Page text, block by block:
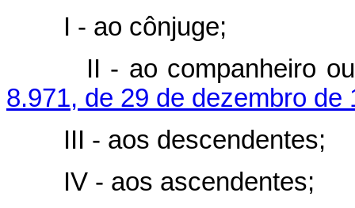
I - ao cônjuge;
II - ao companheiro
8.971, de 29 de dezembro de
III - aos descendentes;
IV - aos ascendentes;